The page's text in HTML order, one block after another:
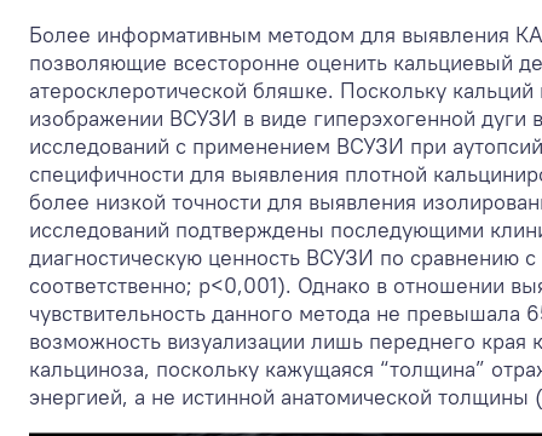
Более информативным методом для выявления
позволяющие всесторонне оценить кальциевый
атеросклеротической бляшке. Поскольку
изображении ВСУЗИ в виде гиперэхогенной дуги
исследований с применением ВСУЗИ при
специфичности для выявления плотной
более низкой точности для выявления
исследований подтверждены последующими
диагностическую ценность ВСУЗИ по сравнению
соответственно; р<0,001). Однако в отношении
чувствительность данного метода не
возможность визуализации лишь переднего
кальциноза, поскольку кажущаяся “толщина”
энергией, а не истинной анатомической толщины